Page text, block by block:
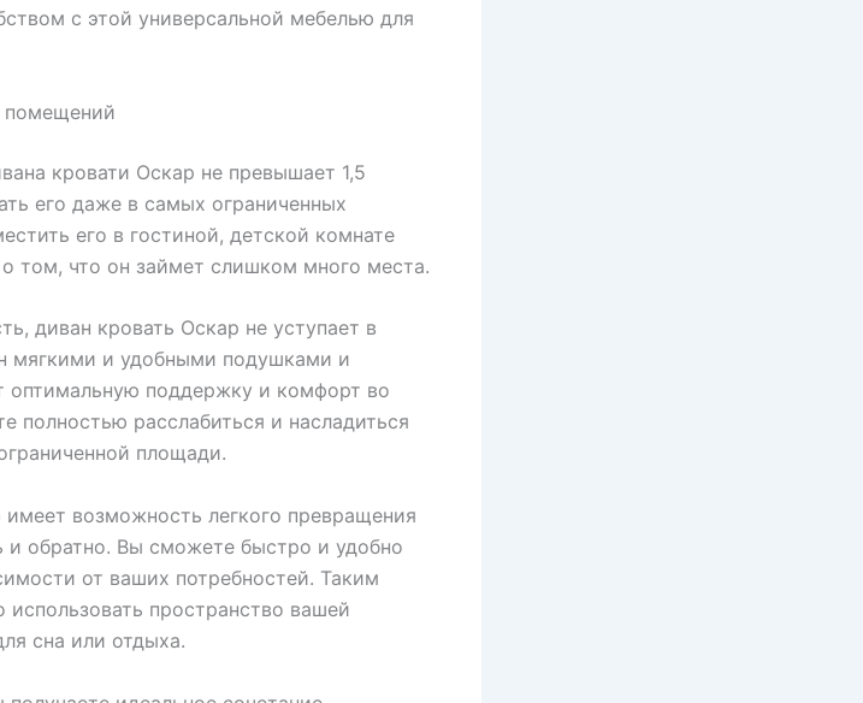
с этой универсальной мебелью для
помещений
кровати Оскар не превышает 1,5
его даже в самых ограниченных
его в гостиной, детской комнате
том, что он займет слишком много места.
диван кровать Оскар не уступает в
мягкими и удобными подушками и
оптимальную поддержку и комфорт во
полностью расслабиться и насладиться
площади.
возможность легкого превращения
и обратно. Вы сможете быстро и удобно
от ваших потребностей. Таким
пространство вашей
сна или отдыха.